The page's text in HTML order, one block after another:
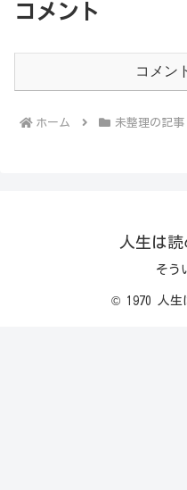
コメント
コメン
ホーム 未整理の記事
人生は
そう
© 1970 人生